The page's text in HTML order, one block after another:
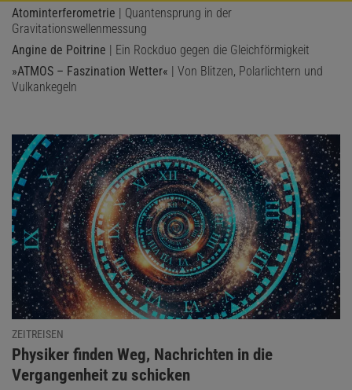
Atominterferometrie | Quantensprung in der
Gravitationswellenmessung
Angine de Poitrine | Ein Rockduo gegen die Gleichförmigkeit
»ATMOS – Faszination Wetter« | Von Blitzen, Polarlichtern und
Vulkankegeln
ZEITREISEN
:
Physiker finden Weg, Nachrichten in die
Vergangenheit zu schicken